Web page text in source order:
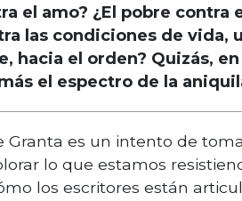
el amo? ¿El pobre
las condiciones de vida,
hacia el orden? Quizás,
el espectro de la
Granta es un intento de
lo que estamos
los escritores están